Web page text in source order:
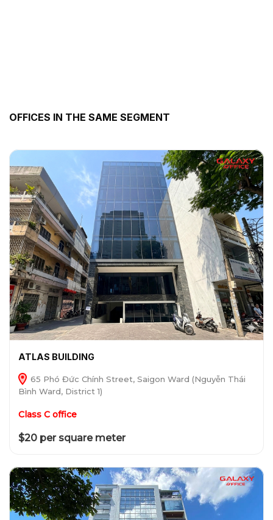
OFFICES IN THE SAME SEGMENT
ATLAS BUILDING
65 Phó Đức Chính Street, Saigon Ward (Nguyễn Thái
Bình Ward, District 1)
Class C office
$20 per square meter